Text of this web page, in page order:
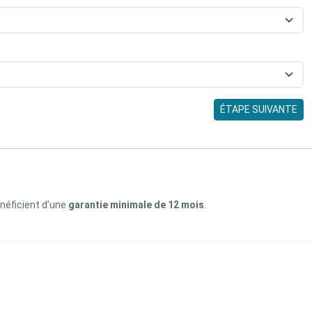
ÉTAPE SUIVANTE
d’une garantie minimale de 12 mois